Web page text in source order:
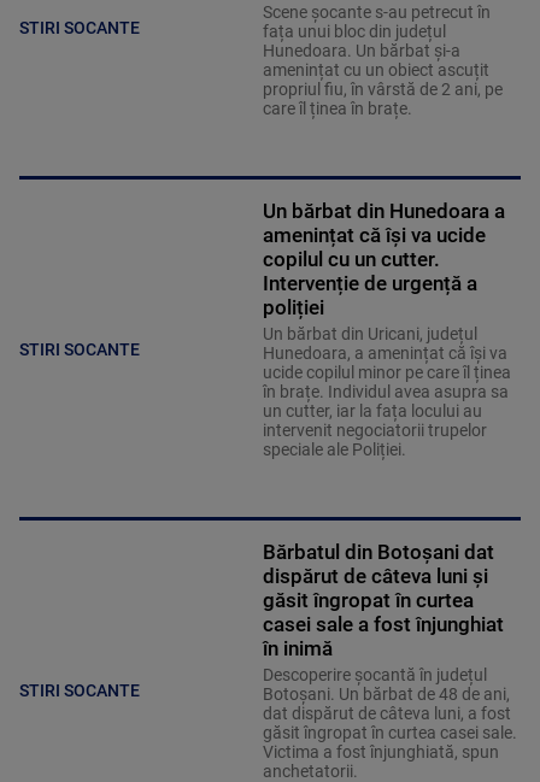
STIRI SOCANTE
Scene șocante s-au petrecut în
fața unui bloc din județul
Hunedoara. Un bărbat și-a
amenințat cu un obiect ascuțit
propriul fiu, în vârstă de 2 ani, pe
care îl ținea în brațe.
STIRI SOCANTE
Un bărbat din Hunedoara a
amenințat că își va ucide
copilul cu un cutter.
Intervenție de urgență a
poliției
Un bărbat din Uricani, județul
Hunedoara, a amenințat că își va
ucide copilul minor pe care îl ținea
în brațe. Individul avea asupra sa
un cutter, iar la fața locului au
intervenit negociatorii trupelor
speciale ale Poliției.
STIRI SOCANTE
Bărbatul din Botoșani dat
dispărut de câteva luni și
găsit îngropat în curtea
casei sale a fost înjunghiat
în inimă
Descoperire șocantă în județul
Botoșani. Un bărbat de 48 de ani,
dat dispărut de câteva luni, a fost
găsit îngropat în curtea casei sale.
Victima a fost înjunghiată, spun
anchetatorii.